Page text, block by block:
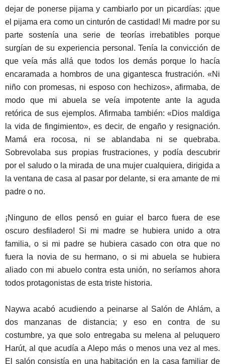
dejar de ponerse pijama y cambiarlo por un picardías: ¡que
el pijama era como un cinturón de castidad! Mi madre por su
parte sostenía una serie de teorías irrebatibles porque
surgían de su experiencia personal. Tenía la convicción de
que veía más allá que todos los demás porque lo hacía
encaramada a hombros de una gigantesca frustración. «Ni
niño con promesas, ni esposo con hechizos», afirmaba, de
modo que mi abuela se veía impotente ante la aguda
retórica de sus ejemplos. Afirmaba también: «Dios maldiga
la vida de fingimiento», es decir, de engaño y resignación.
Mamá era rocosa, ni se ablandaba ni se quebraba.
Sobrevolaba sus propias frustraciones, y podía descubrir
por el saludo o la mirada de una mujer cualquiera, dirigida a
la ventana de casa al pasar por delante, si era amante de mi
padre o no.
¡Ninguno de ellos pensó en guiar el barco fuera de ese
oscuro desfiladero! Si mi madre se hubiera unido a otra
familia, o si mi padre se hubiera casado con otra que no
fuera la novia de su hermano, o si mi abuela se hubiera
aliado con mi abuelo contra esta unión, no seríamos ahora
todos protagonistas de esta triste historia.
Naywa acabó acudiendo a peinarse al Salón de Ahlám, a
dos manzanas de distancia; y eso en contra de su
costumbre, ya que solo entregaba su melena al peluquero
Harút, al que acudía a Alepo más o menos una vez al mes.
El salón consistía en una habitación en la casa familiar de